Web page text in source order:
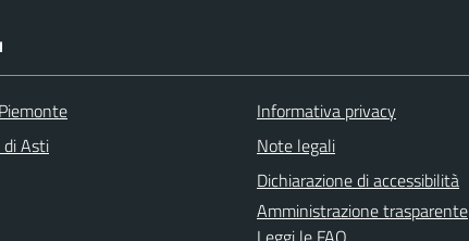
di Asti
Informativa privacy
Note legali
Dichiarazione di accessibilità
Amministrazione trasparente